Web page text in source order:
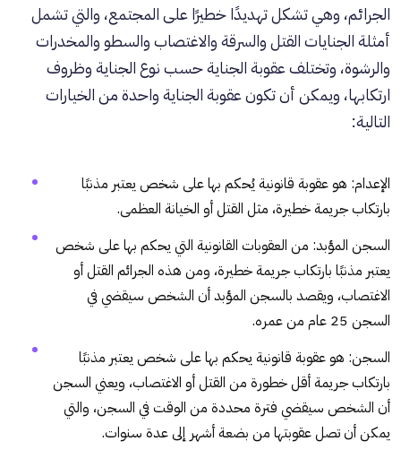
الجرائم، وهي تشكل تهديدًا خطيرًا على المجتمع، والتي تشمل
أمثلة الجنايات القتل والسرقة والاغتصاب والسطو والمخدرات
والرشوة، وتختلف عقوبة الجناية حسب نوع الجناية وظروف
ارتكابها، ويمكن أن تكون عقوبة الجناية واحدة من الخيارات
التالية:
الإعدام: هو عقوبة قانونية يُحكم بها على شخص يعتبر مذنبًا
بارتكاب جريمة خطيرة، مثل القتل أو الخيانة العظمى.
السجن المؤبد: من العقوبات القانونية التي يحكم بها على شخص
يعتبر مذنبًا بارتكاب جريمة خطيرة، ومن هذه الجرائم القتل أو
الاغتصاب، ويقصد بالسجن المؤبد أن الشخص سيقضي في
السجن 25 عام من عمره.
السجن: هو عقوبة قانونية يحكم بها على شخص يعتبر مذنبًا
بارتكاب جريمة أقل خطورة من القتل أو الاغتصاب، ويعني السجن
أن الشخص سيقضي فترة محددة من الوقت في السجن، والتي
يمكن أن تصل عقوبتها من بضعة أشهر إلى عدة سنوات.